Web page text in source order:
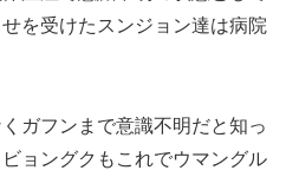
を受けたスンジョン達は病院
ガフンまで意識不明だと知っ
ョングクもこれでウマングル